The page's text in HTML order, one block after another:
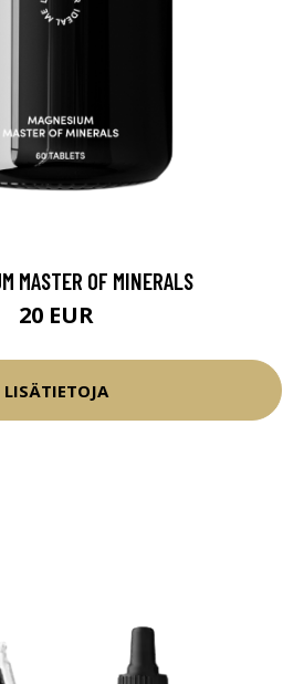
MASTER OF MINERALS
20 EUR
LISÄTIETOJA